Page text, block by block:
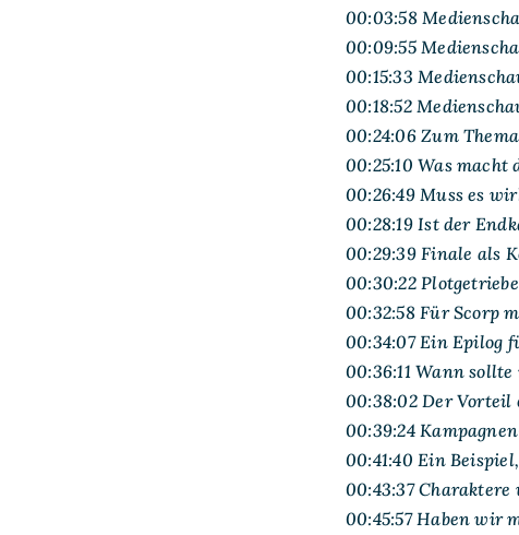
00:03:58
00:09:55
00:15:33
00:18:52
00:24:06 Zum
00:25:10 Was macht
00:26:49 Muss es
00:28:19 Ist der
00:29:39 Finale als
00:30:22
00:32:58 Für Scorp
00:34:07 Ein Epilog
00:36:11 Wann
00:38:02 Der Vorteil
00:39:24
00:41:40 Ein
00:43:37
00:45:57 Haben wir